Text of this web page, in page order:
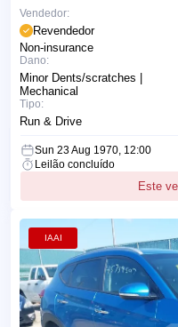
Vendedor:
Revendedor
Non-insurance
Dano:
Minor Dents/scratches |
Mechanical
Tipo:
Run & Drive
Sun 23 Aug 1970, 12:00
Leilão concluído
Este
IAAI